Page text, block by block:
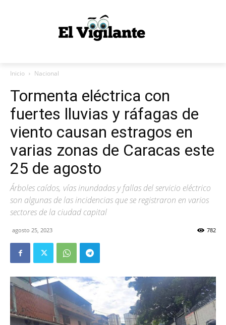
Inicio Nacional
Tormenta eléctrica con
fuertes lluvias y ráfagas de
viento causan estragos en
varias zonas de Caracas este
25 de agosto
Árboles caídos, vías inundadas y fallas del servicio eléctrico
son algunas de las incidencias que se registraron en varios
sectores de la ciudad capital
agosto 25, 2023 782